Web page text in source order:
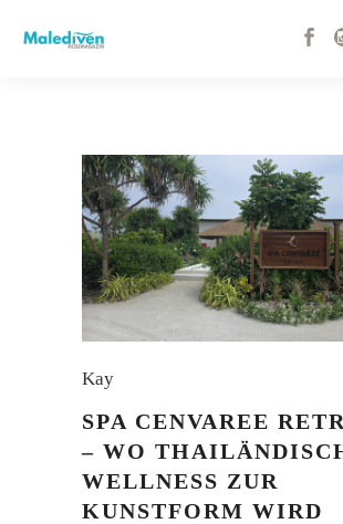
Kay
SPA CENVAREE
– WO
WELLNESS ZUR
KUNSTFORM WIRD